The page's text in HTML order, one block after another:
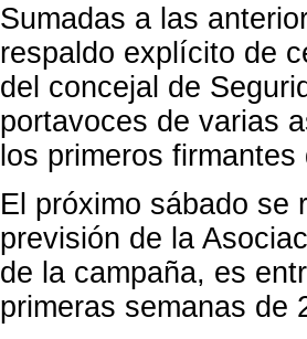
Sumadas a las
respaldo explícito de
del concejal de
portavoces de varias
los primeros
El próximo sábado se
previsión de la
de la campaña, es
primeras semanas de